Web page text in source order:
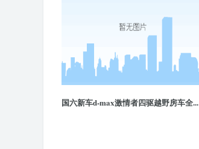
国六新车d-max激情者四驱越野房车全...